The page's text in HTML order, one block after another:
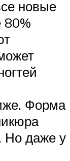
новые
80%
Форма
Но даже у